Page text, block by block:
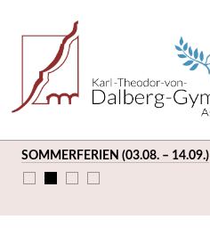
SOMMERFERIEN (03.08. – 14.09.)